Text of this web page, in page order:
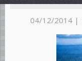
04/12/2014 |